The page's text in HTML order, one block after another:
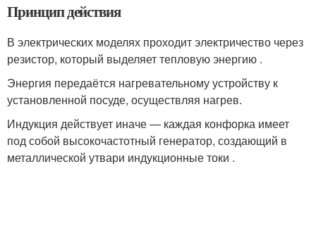
Принцип действия
В электрических моделях проходит электричество через
резистор, который выделяет тепловую энергию .
Энергия передаётся нагревательному устройству к
установленной посуде, осуществляя нагрев.
Индукция действует иначе — каждая конфорка имеет
под собой высокочастотный генератор, создающий в
металлической утвари индукционные токи .